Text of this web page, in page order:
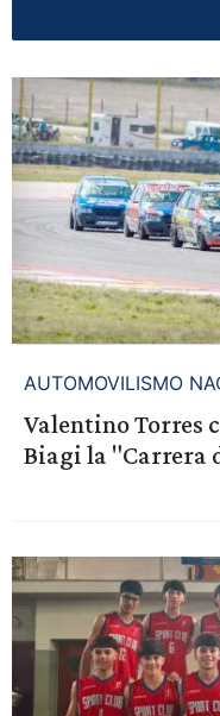
AUTOMOVILISMO
Valentino Torres
Biagi la "Carrera